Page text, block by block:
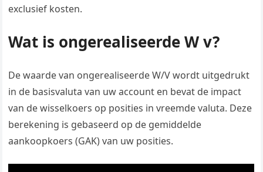
exclusief kosten.
Wat is ongerealiseerde W v?
De waarde van ongerealiseerde W/V wordt uitgedrukt
in de basisvaluta van uw account en bevat de impact
van de wisselkoers op posities in vreemde valuta. Deze
berekening is gebaseerd op de gemiddelde
aankoopkoers (GAK) van uw posities.